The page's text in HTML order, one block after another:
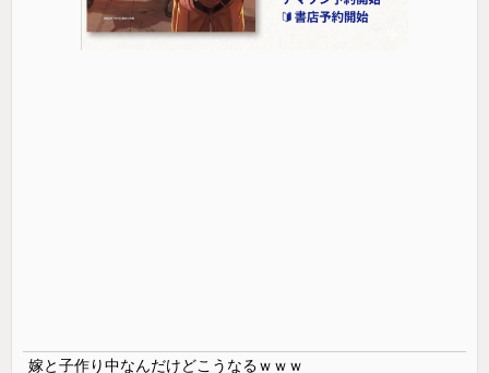
嫁と子作り中なんだけどこうなるｗｗｗ